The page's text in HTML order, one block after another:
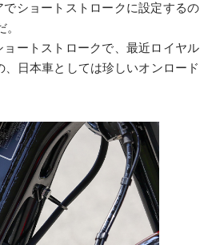
ショートストロークに設定するの
ートストロークで、最近ロイヤル
日本車としては珍しいオンロード